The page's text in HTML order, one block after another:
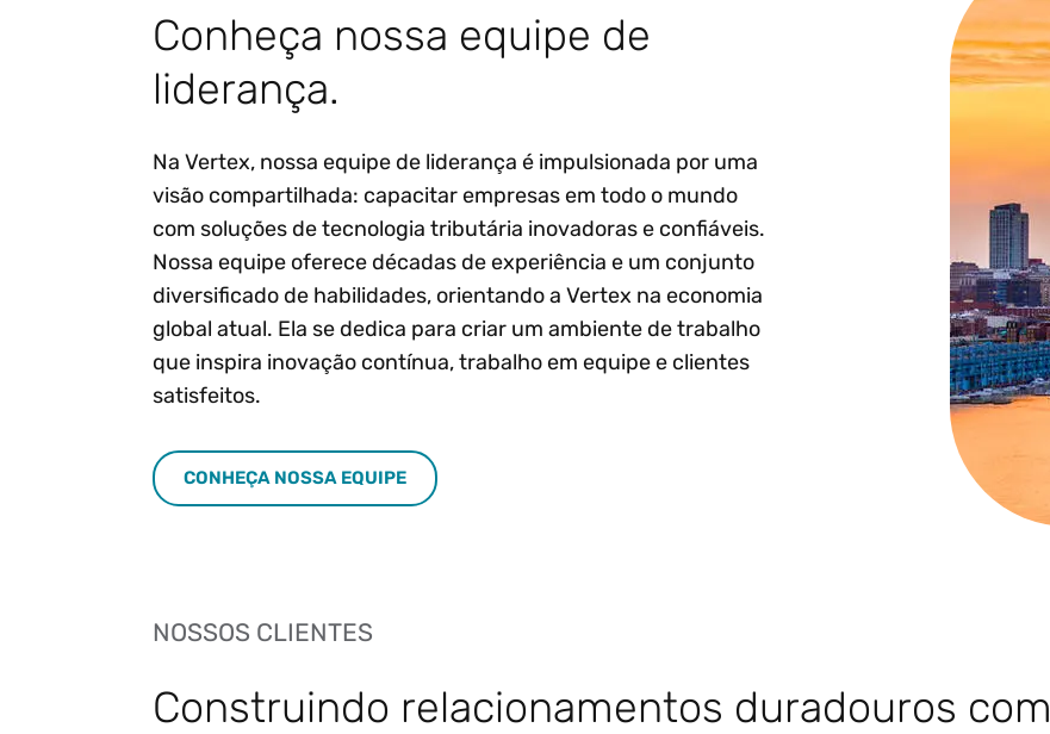
Conheça nossa equipe de
liderança.
Na Vertex, nossa equipe de liderança é impulsionada por uma
visão compartilhada: capacitar empresas em todo o mundo
com soluções de tecnologia tributária inovadoras e confiáveis.
Nossa equipe oferece décadas de experiência e um conjunto
diversificado de habilidades, orientando a Vertex na economia
global atual. Ela se dedica para criar um ambiente de trabalho
que inspira inovação contínua, trabalho em equipe e clientes
satisfeitos.
CONHEÇA NOSSA EQUIPE
NOSSOS CLIENTES
Construindo relacionamentos duradouros com